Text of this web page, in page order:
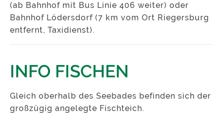
(ab Bahnhof mit Bus Linie 406 weiter) oder
Bahnhof Lödersdorf (7 km vom Ort Riegersburg
entfernt, Taxidienst).
INFO FISCHEN
Gleich oberhalb des Seebades befinden sich der
großzügig angelegte Fischteich.